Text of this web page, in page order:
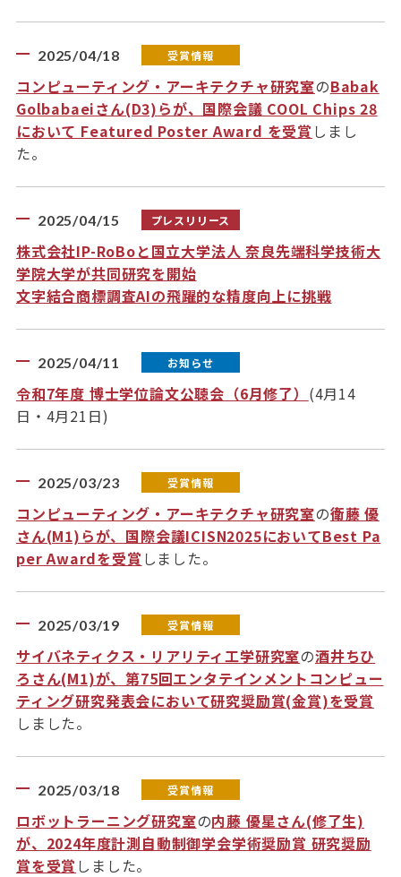
2025/04/18 受賞情報
コンピューティング・アーキテクチャ研究室のBabak
Golbabaeiさん(D3)らが、国際会議 COOL Chips 28
において Featured Poster Award を受賞 しまし
た。
2025/04/15 プレスリリース
株式会社IP-RoBoと国立大学法人 奈良先端科学技術大
学院大学が共同研究を開始
文字結合商標調査AIの飛躍的な精度向上に挑戦
2025/04/11 お知らせ
令和7年度 博士学位論文公聴会（6月修了） (4月14
日・4月21日)
2025/03/23 受賞情報
コンピューティング・アーキテクチャ研究室の衛藤 優
さん(M1)らが、国際会議ICISN2025においてBest Pa
per Awardを受賞 しました。
2025/03/19 受賞情報
サイバネティクス・リアリティ工学研究室の酒井ちひ
ろさん(M1)が、第75回エンタテインメントコンピュー
ティング研究発表会において研究奨励賞(金賞)を受賞
しました。
2025/03/18 受賞情報
ロボットラーニング研究室の内藤 優星さん(修了生)
が、2024年度計測自動制御学会学術奨励賞 研究奨励
賞を受賞 しました。